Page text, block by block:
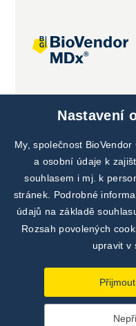
Nastavení
My, společnost
a osobní údaje k
souhlasem i mj. k
stránek. Podrobné
údajů na základě
Rozsah povolených
upravit v